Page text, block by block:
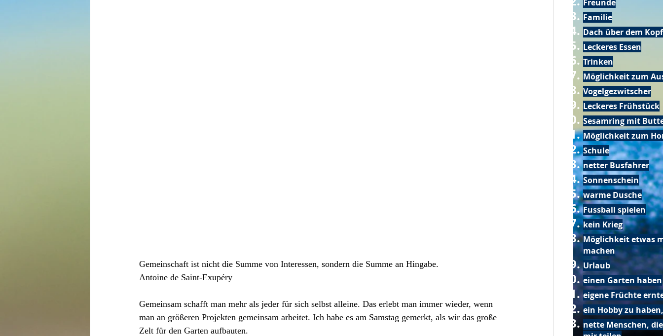
Gemeinschaft ist nicht die Summe von Interessen, sondern die Summe an Hingabe.
Antoine de Saint-Exupéry
Gemeinsam schafft man mehr als jeder für sich selbst alleine. Das erlebt man immer wieder, wenn
man an größeren Projekten gemeinsam arbeitet. Ich habe es am Samstag gemerkt, als wir das große
Zelt für den Garten aufbauten.
Freunde
Familie
Dach über dem Kopf
Leckeres Essen
Trinken
Möglichkeit zum
Vogelgezwitscher
Leckeres Frühstück
Sesamring mit
Möglichkeit zum
Schule
netter Busfahrer
Sonnenschein
warme Dusche
Fussball spielen
kein Krieg
Möglichkeit etwas
machen
Urlaub
einen Garten haben
eigene Früchte
ein Hobby zu
nette Menschen,